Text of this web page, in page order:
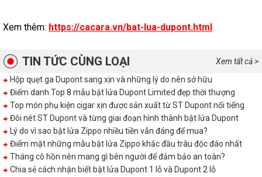
Xem thêm: https://cacara.vn/bat-lua-dupont.html
Xem tất cả >
TIN TỨC CÙNG LOẠI
Hộp quẹt ga Dupont sang xịn và những lý do nên sở hữu
Điểm danh Top 8 mẫu bật lửa Dupont Limited đẹp thời thượng
Top món phụ kiện cigar xịn được sản xuất từ ST Dupont nổi tiếng
Đôi nét ST Dupont và từng giai đoạn hình thành bật lửa Dupont
Lý do vì sao bật lửa Zippo nhiều tiền vẫn đáng để mua?
Điểm mặt những mẫu bật lửa Zippo khắc đầu trâu độc đáo nhất
Tháng cô hồn nên mang gì bên người để đảm bảo an toàn?
Chia sẻ cách nhận biết bật lửa Dupont 1 lỗ và Dupont 2 lỗ